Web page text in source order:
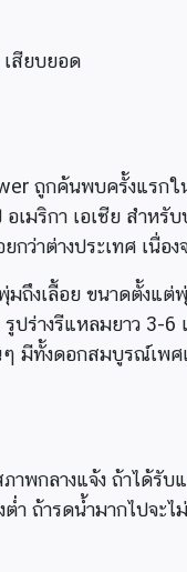
สียบยอด
ถูกค้นพบครั้งแรก
เมริกา เอเชีย สำห
ว่าต่างประเทศ เนื่อ
มถึงเลื้อย ขนาดตั้ง
ปร่างรีแหลมยาว 3-
มีทั้งดอกสมบูรณ์เพ
พกลางแจ้ง ถ้าได้รั
ำ ถ้ารดน้ำมากไปจะ